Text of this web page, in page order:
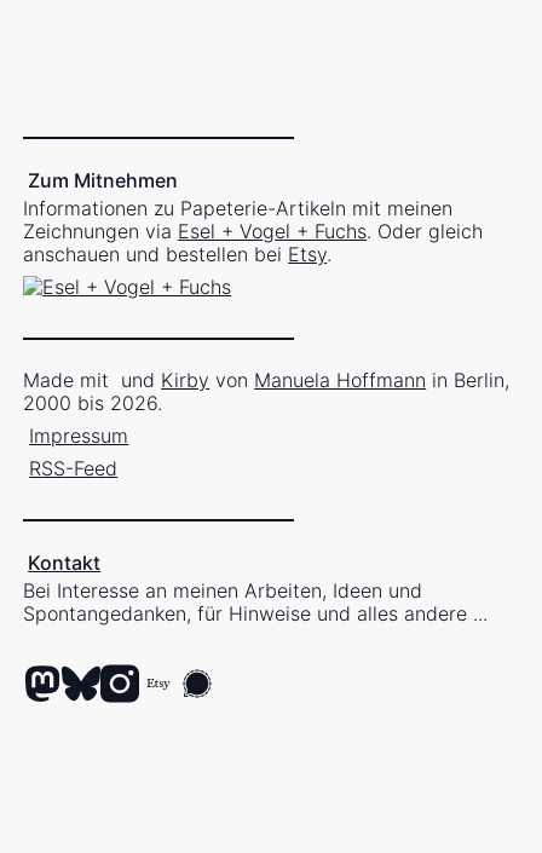
Zum Mitnehmen
Informationen zu Papeterie-Artikeln mit meinen
Zeichnungen via Esel + Vogel + Fuchs. Oder gleich
anschauen und bestellen bei Etsy.
Made mit und Kirby von Manuela Hoffmann in Berlin,
2000 bis 2026.
Impressum
RSS-Feed
Kontakt
Bei Interesse an meinen Arbeiten, Ideen und
Spontangedanken, für Hinweise und alles andere ...